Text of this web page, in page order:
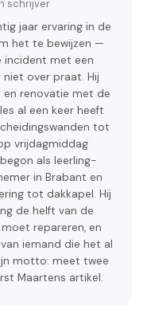
schrijver
jaar ervaring in de
het te bewijzen —
incident met een
over praat. Hij
en renovatie met de
al een keer heeft
tot
vrijdagmiddag
als leerling-
in Brabant en
tot dakkapel. Hij
de helft van de
repareren, en
iemand die het al
motto: meet twee
Maartens artikel.